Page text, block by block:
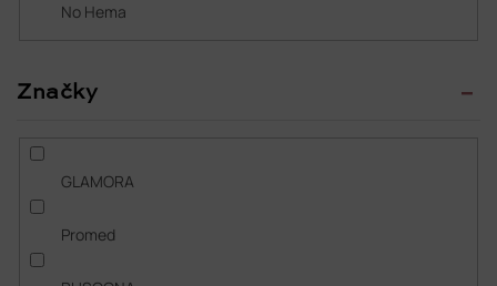
No Hema
Značky
GLAMORA
Promed